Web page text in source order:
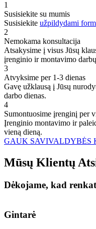
1
Susisiekite su mumis
Susisiekite užpildydami
2
Nemokama konsultacija
Atsakysime į visus Jūsų
įrenginio ir montavimo
3
Atvyksime per 1-3 dienas
Gavę užklausą į Jūsų
darbo dienas.
4
Sumontuosime įrenginį per
Įrenginio montavimo ir
vieną dieną.
GAUK SAVIVALDYBĖS
Mūsų Klientų
Dėkojame, kad
Gintarė